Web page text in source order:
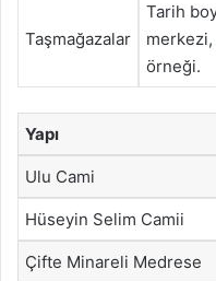
Taşmağazalar
Tarih
örneği.
Yapı
Ulu Cami
Hüseyin Selim Camii
Çifte Minareli Medrese